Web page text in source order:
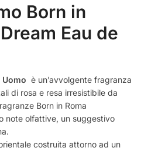
Born in
Eau de
Uomo è un’avvolgente fragranza
di rosa e resa irresistibile da
Born in Roma
note olfattive, un suggestivo
costruita attorno ad un